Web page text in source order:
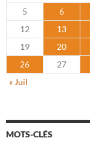
5
6
12
13
19
20
26
27
« Juil
MOTS-CLÉS